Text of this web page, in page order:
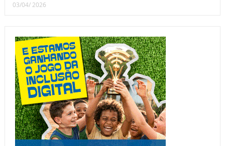
03/04/ 2026